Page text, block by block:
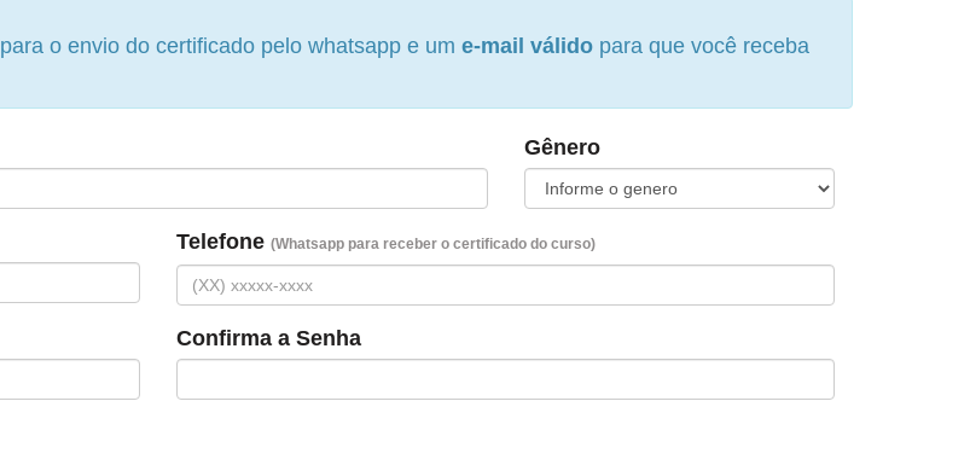
para o envio do certificado pelo whatsapp e um e-mail válido para que você receba
Gênero
Telefone (Whatsapp para receber o certificado do curso)
Confirma a Senha